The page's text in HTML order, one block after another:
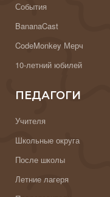
События
BananaCast
CodeMonkey Мерч
10-летний юбилей
ПЕДАГОГИ
Учителя
Школьные округа
После школы
Летние лагеря